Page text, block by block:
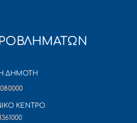
ΔΗΜΟΤΗ
ΚΕΝΤΡΟ